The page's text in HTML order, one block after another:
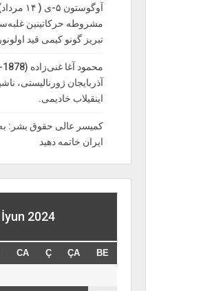
آوگوستون ۵-
مشروطه حرکاتینین
تبریز گونو کیمی قید
آذربایجان ژورنالیستی،
اینقیلاب خادیمی.
کمیسر عالی حقوق بشر: به
ایران خاتمه دهید
İyun 2024
BE
ÇA
Ç
CA